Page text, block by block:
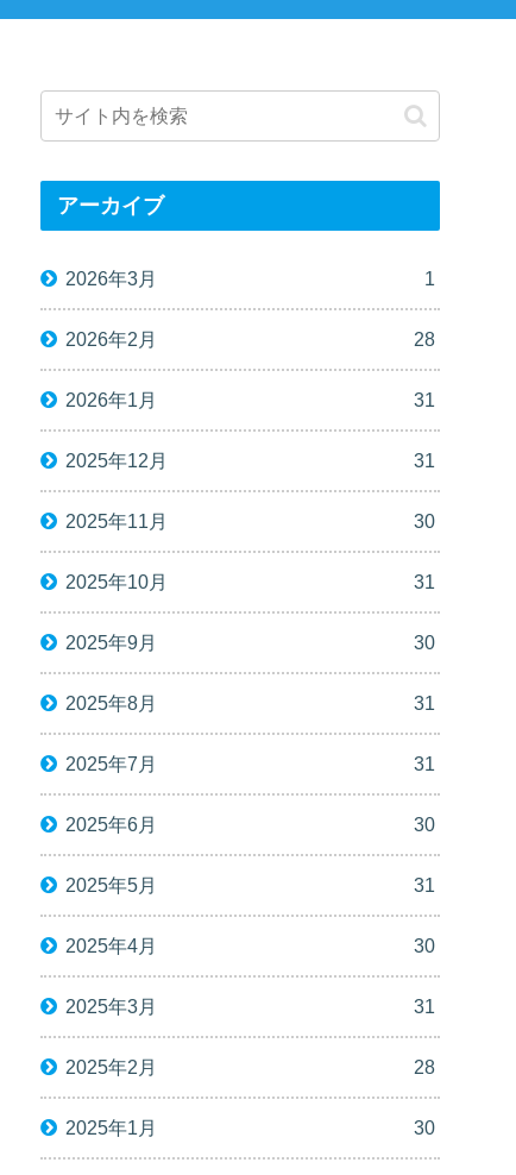
アーカイブ
2026年3月 1
2026年2月 28
2026年1月 31
2025年12月 31
2025年11月 30
2025年10月 31
2025年9月 30
2025年8月 31
2025年7月 31
2025年6月 30
2025年5月 31
2025年4月 30
2025年3月 31
2025年2月 28
2025年1月 30